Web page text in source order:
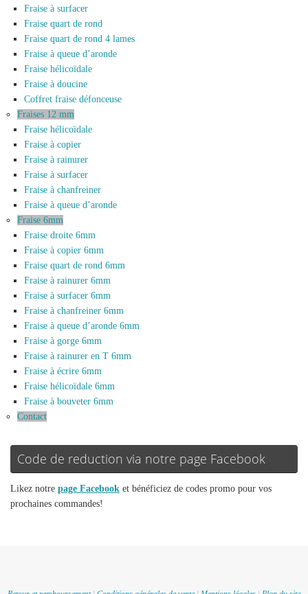
Fraise à surfacer
Fraise quart de rond
Fraise quart de rond 4 lames
Fraise à queue d’aronde
Fraise hélicoïdale
Fraise à doucine
Coffret fraise défonceuse
Fraises 12 mm
Fraise hélicoïdale
Fraise à copier
Fraise à rainurer
Fraise à surfacer
Fraise à chanfreiner
Fraise à queue d’aronde
Fraise 6mm
Fraise droite 6mm
Fraise à copier 6mm
Fraise quart de rond 6mm
Fraise à rainurer 6mm
Fraise à surfacer 6mm
Fraise à chanfreiner 6mm
Fraise à queue d’aronde 6mm
Fraise à gorge 6mm
Fraise à rainurer en T 6mm
Fraise à écrire 6mm
Fraise hélicoïdale 6mm
Fraise à bouveter 6mm
Contact
Code de reduction via notre page Facebook
Likez notre page Facebook et bénéficiez de codes promo pour vos
prochaines commandes!